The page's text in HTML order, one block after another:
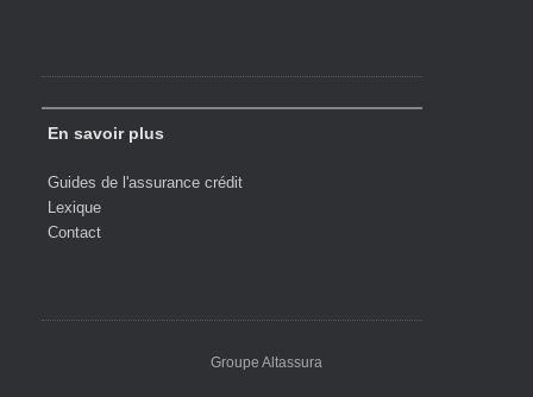
En savoir plus
Guides de l'assurance crédit
Lexique
Contact
Groupe Altassura